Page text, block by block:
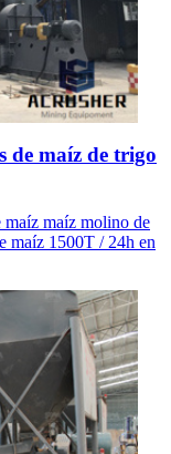
de maíz de trigo
maíz molino de
maíz 1500T / 24h en